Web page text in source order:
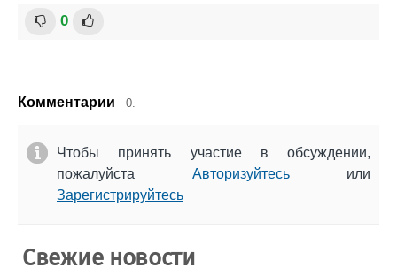
0
Комментарии 0.
Чтобы принять участие в обсуждении,
пожалуйста Авторизуйтесьили
Зарегистрируйтесь
Свежие новости